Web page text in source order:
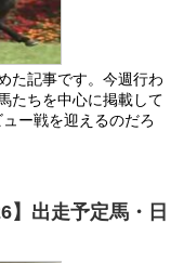
た記事です。今週行わ
たちを中心に掲載して
ー戦を迎えるのだろ
】出走予定馬・日